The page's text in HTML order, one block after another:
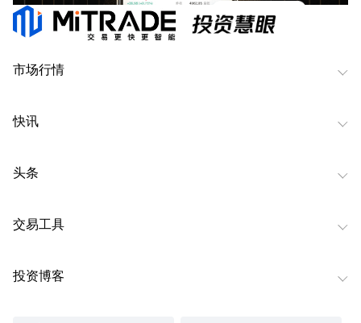
市场行情
快讯
头条
交易工具
投资博客